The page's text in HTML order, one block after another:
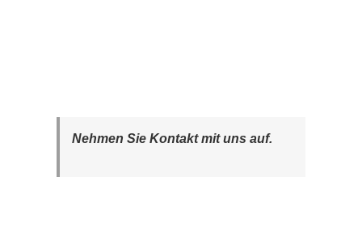
Nehmen Sie Kontakt mit uns auf.